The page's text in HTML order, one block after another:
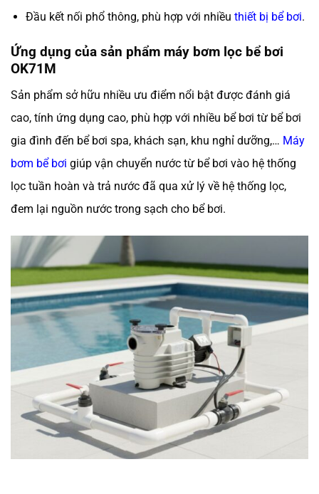
Đầu kết nối phổ thông, phù hợp với nhiều thiết bị bể bơi.
Ứng dụng của sản phẩm máy bơm lọc bể bơi
OK71M
Sản phẩm sở hữu nhiều ưu điểm nổi bật được đánh giá
cao, tính ứng dụng cao, phù hợp với nhiều bể bơi từ bể bơi
gia đình đến bể bơi spa, khách sạn, khu nghỉ dưỡng,… Máy
bơm bể bơi giúp vận chuyển nước từ bể bơi vào hệ thống
lọc tuần hoàn và trả nước đã qua xử lý về hệ thống lọc,
đem lại nguồn nước trong sạch cho bể bơi.